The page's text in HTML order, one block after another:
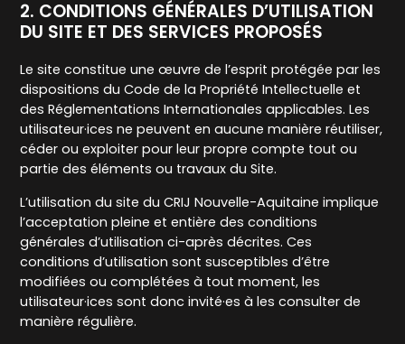
2. CONDITIONS GÉNÉRALES D’UTILISATION
DU SITE ET DES SERVICES PROPOSÉS
Le site constitue une œuvre de l’esprit protégée par les
dispositions du Code de la Propriété Intellectuelle et
des Réglementations Internationales applicables. Les
utilisateur·ices ne peuvent en aucune manière réutiliser,
céder ou exploiter pour leur propre compte tout ou
partie des éléments ou travaux du Site.
L’utilisation du site du CRIJ Nouvelle-Aquitaine implique
l’acceptation pleine et entière des conditions
générales d’utilisation ci-après décrites. Ces
conditions d’utilisation sont susceptibles d’être
modifiées ou complétées à tout moment, les
utilisateur·ices sont donc invité·es à les consulter de
manière régulière.